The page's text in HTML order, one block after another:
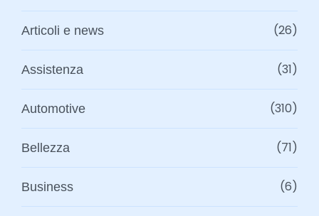
Articoli e news (26)
Assistenza (31)
Automotive (310)
Bellezza (71)
Business (6)